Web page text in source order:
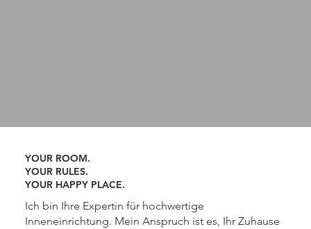
YOUR ROOM.
YOUR RULES.
YOUR HAPPY PLACE.
Ich bin Ihre Expertin für hochwertige
Inneneinrichtung. Mein Anspruch ist es, Ihr Zuhause